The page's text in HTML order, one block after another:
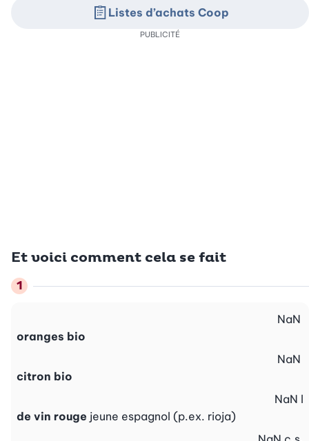
Et voici comment cela se fait
oranges bio
NaN
citron bio
NaN
de vin rouge jeune espagnol (p.ex. rioja)
NaN l
Listes d’achats Coop
PUBLICITÉ